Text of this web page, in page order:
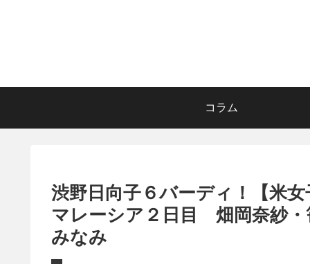
コラム
渋野日向子６バーディ！【米
マレーシア２日目 畑岡奈紗・
みなみ